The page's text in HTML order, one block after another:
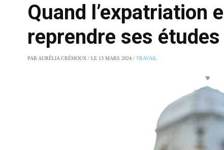
Quand l’expatriation
reprendre ses études
PAR AURÉLIA CRÉMOUX / LE 13 MARS 2024 / TRAVAIL